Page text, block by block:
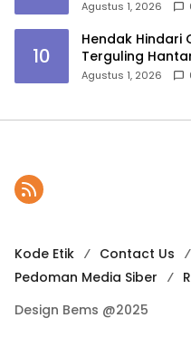
Peralatan
Agustus 1, 2026
10
Hendak Hindari
Terguling
Sergai
Agustus 1, 2026
Kode Etik Contact Us
Pedoman Media Siber
Design Bems @2025